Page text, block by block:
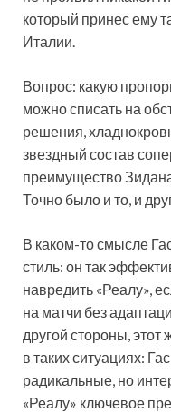
который принес ему
Италии.
Вопрос: какую
можно списать на
решения,
звездный состав
преимущество
Точно было и то, и
В каком-то смысле
стиль: он так
навредить «Реалу»,
на матчи без
другой стороны, этот
в таких ситуациях:
радикальные, но
«Реалу» ключевое